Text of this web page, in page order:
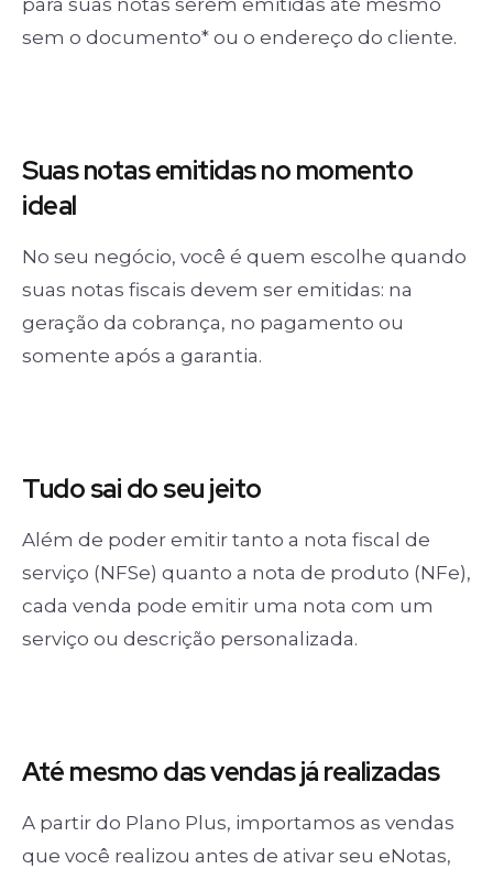
para suas notas serem emitidas até mesmo
sem o documento* ou o endereço do cliente.
Suas notasemitidas no momento
ideal
No seu negócio, você é quem escolhe quando
suas notas fiscais devem ser emitidas: na
geração da cobrança, no pagamento ou
somente após a garantia.
Tudo saido seu jeito
Além de poder emitir tanto a nota fiscal de
serviço (NFSe) quanto a nota de produto (NFe),
cada venda pode emitir uma nota com um
serviço ou descrição personalizada.
Até mesmo dasvendas já realizadas
A partir do Plano Plus, importamos as vendas
que você realizou antes de ativar seu eNotas,